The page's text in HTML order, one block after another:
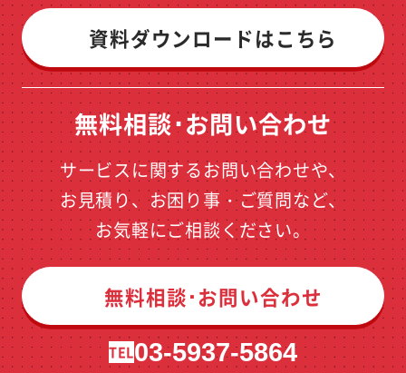
資料ダウンロードはこちら
無料相談･お問い合わせ
サービスに関するお問い合わせや、
お見積り、お困り事・ご質問など、
お気軽にご相談ください。
無料相談･お問い合わせ
TEL03-5937-5864